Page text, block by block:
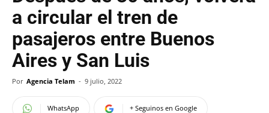
a circular el tren de
pasajeros entre Buenos
Aires y San Luis
Por Agencia Telam - 9 julio, 2022
WhatsApp + Seguinos en Google